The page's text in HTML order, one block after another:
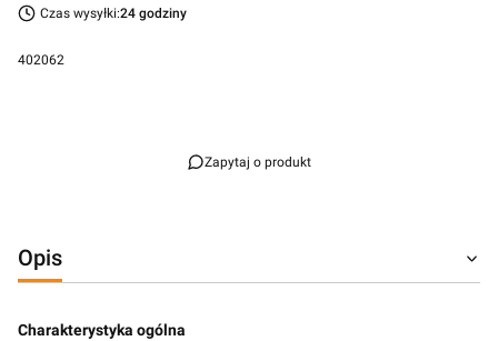
Czas wysyłki:24 godziny
402062
Zapytaj o produkt
Opis
Charakterystyka ogólna